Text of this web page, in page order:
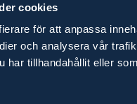
cookies
för att anpassa
och analysera vår
har tillhandahållit eller